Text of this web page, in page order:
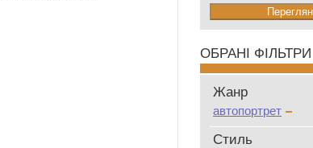
ОБРАНІ ФІЛЬТРИ
Жанр
автопортрет
Стиль